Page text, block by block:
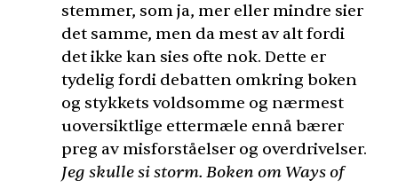
stemmer, som ja, mer eller mindre sier
det samme, men da mest av alt fordi
det ikke kan sies ofte nok. Dette er
tydelig fordi debatten omkring boken
og stykkets voldsomme og nærmest
uoversiktlige ettermæle ennå bærer
preg av misforståelser og overdrivelser.
Jeg skulle si storm. Boken om Ways of